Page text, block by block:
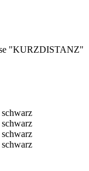
"KURZDISTANZ"